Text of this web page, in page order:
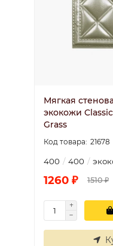
Мягкая
экокожи
Grass
21678
400 400
1260 ₽ 1510 ₽